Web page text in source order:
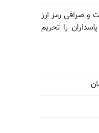
صرافی رمز ارز
را تحریم